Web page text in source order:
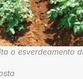
o esverdeamento